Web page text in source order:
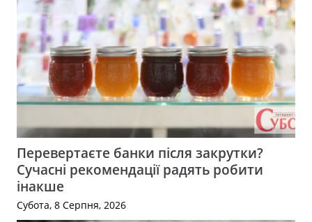
Перевертаєте банки після закрутки?
Сучасні рекомендації радять робити
інакше
Субота, 8 Серпня, 2026